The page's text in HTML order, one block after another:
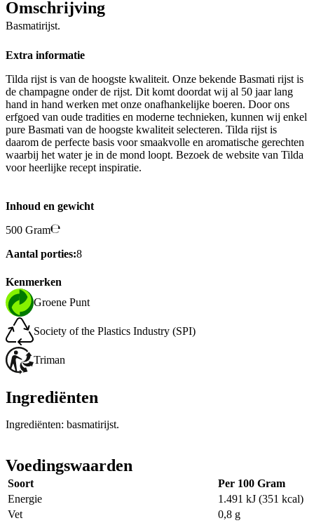
Omschrijving
Basmatirijst.
Extra informatie
Tilda rijst is van de hoogste kwaliteit. Onze bekende Basmati rijst is
de champagne onder de rijst. Dit komt doordat wij al 50 jaar lang
hand in hand werken met onze onafhankelijke boeren. Door ons
erfgoed van oude tradities en moderne technieken, kunnen wij enkel
pure Basmati van de hoogste kwaliteit selecteren. Tilda rijst is
daarom de perfecte basis voor smaakvolle en aromatische gerechten
waarbij het water je in de mond loopt. Bezoek de website van Tilda
voor heerlijke recept inspiratie.
Inhoud en gewicht
500 Gram
Aantal porties:8
Kenmerken
Groene Punt
Society of the Plastics Industry (SPI)
Triman
Ingrediënten
Ingrediënten: basmatirijst.
Voedingswaarden
Soort
Per 100 Gram
Energie
1.491 kJ (351 kcal)
Vet
0,8 g